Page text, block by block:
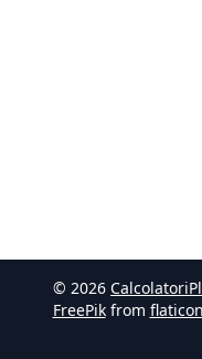
© 2026
FreePik from